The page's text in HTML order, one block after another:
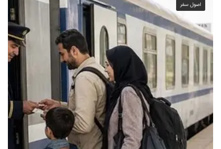
اصول سفر